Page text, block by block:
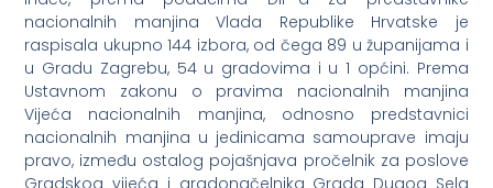
nacionalnih manjina Vlada Republike Hrvatske je
raspisala ukupno 144 izbora, od čega 89 u županijama i
u Gradu Zagrebu, 54 u gradovima i u 1 općini. Prema
Ustavnom zakonu o pravima nacionalnih manjina
Vijeća nacionalnih manjina, odnosno predstavnici
nacionalnih manjina u jedinicama samouprave imaju
pravo, između ostalog pojašnjava pročelnik za poslove
Gradskog vijeća i gradonačelnika Grada Dugog Sela